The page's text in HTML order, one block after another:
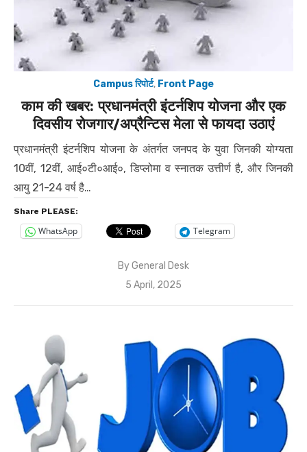
Campus रिपोर्ट, Front Page
काम की खबर: प्रधानमंत्री इंटर्नशिप योजना और एक
दिवसीय रोजगार/अप्रैन्टिस मेला से फायदा उठाएं
प्रधानमंत्री इंटर्नशिप योजना के अंतर्गत जनपद के युवा जिनकी योग्यता
10वीं, 12वीं, आई०टी०आई०, डिप्लोमा व स्नातक उत्तीर्ण है, और जिनकी
आयु 21-24 वर्ष है…
Share PLEASE:
WhatsApp Telegram
ByGeneral Desk
Posted
5 April, 2025